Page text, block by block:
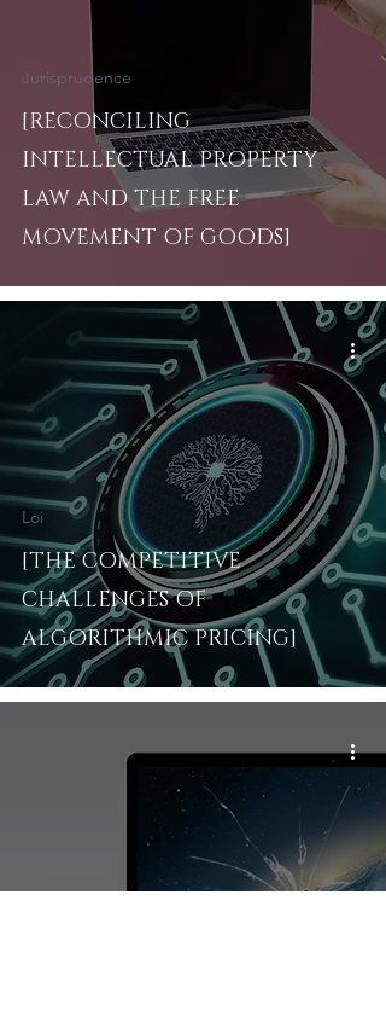
[RECONCILING
INTELLECTUAL PROPERTY
LAW AND THE FREE
MOVEMENT OF GOODS]
Jurisprudence
[THE COMPETITIVE
CHALLENGES OF
ALGORITHMIC PRICING]
Loi